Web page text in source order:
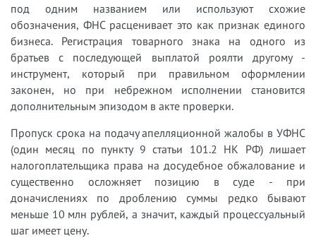
под одним названием или используют схожие
обозначения, ФНС расценивает это как признак единого
бизнеса. Регистрация товарного знака на одного из
братьев с последующей выплатой роялти другому -
инструмент, который при правильном оформлении
законен, но при небрежном исполнении становится
дополнительным эпизодом в акте проверки.
Пропуск срока на подачу апелляционной жалобы в УФНС
(один месяц по пункту 9 статьи 101.2 НК РФ) лишает
налогоплательщика права на досудебное обжалование и
существенно осложняет позицию в суде - при
доначислениях по дроблению суммы редко бывают
меньше 10 млн рублей, а значит, каждый процессуальный
шаг имеет цену.